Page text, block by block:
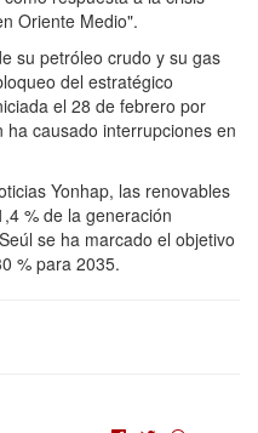
Oriente Medio".
su petróleo crudo y su gas
del estratégico
el 28 de febrero por
causado interrupciones en
Yonhap, las renovables
% de la generación
se ha marcado el objetivo
% para 2035.